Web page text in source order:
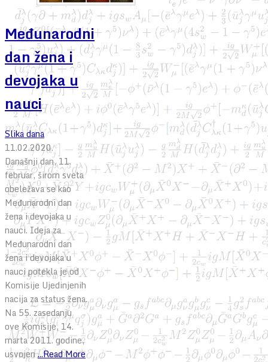
Međunarodni
dan žena i
devojaka u
nauci
Slika dana
11.02.2020.
Današnji dan, 11.
februar, širom sveta
obeležava se kao
Međunarodni dan
žena i devojaka u
nauci. Ideja za
Međunarodni dan
žena i devojaka u
nauci potekla je od
Komisije Ujedinjenih
nacija za status žena.
Na 55. zasedanju
ove Komisije, 14.
marta 2011. godine,
usvojen...Read More